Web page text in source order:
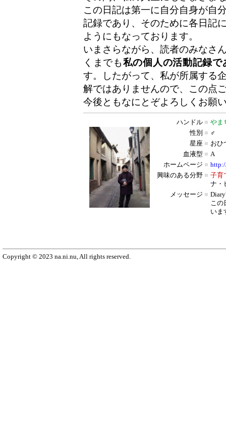
この日記は第一に自分自身が自
記録であり、そのために各日記
ようにもなっております。
いまさらながら、読者のみなさ
くまでも私の個人の活動記録で
す。したがって、私が所属する
解ではありませんので、この点
今後ともなにとぞよろしくお願
ハンドル ■ やま
性別 ■ ♂
星座 ■ おひ
血液型 ■ A
ホームページ ■
興味のある分野 ■ 子育
ナ・
メッセージ ■
この
いま
Copyright © 2023 na.ni.nu, All rights reserved.